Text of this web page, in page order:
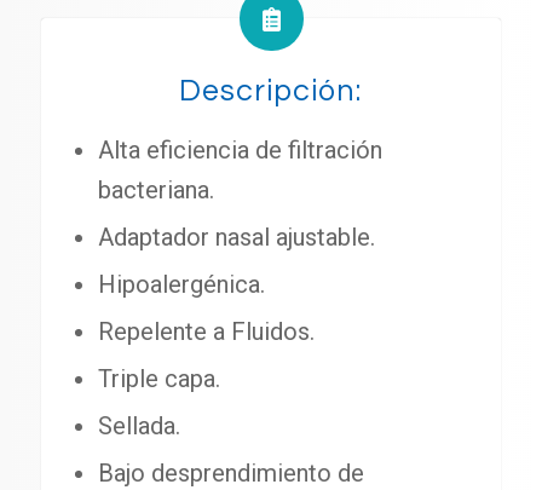
Descripción:
Alta eficiencia de filtración
bacteriana.
Adaptador nasal ajustable.
Hipoalergénica.
Repelente a Fluidos.
Triple capa.
Sellada.
Bajo desprendimiento de